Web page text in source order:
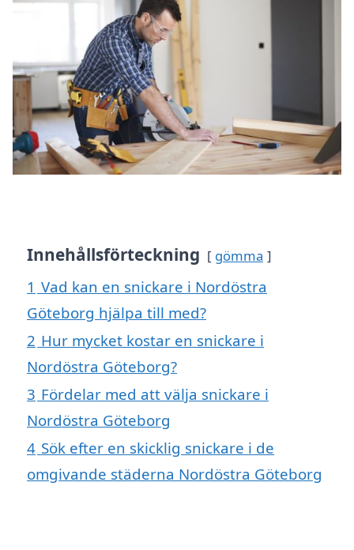
Innehållsförteckning gömma
1 Vad kan en snickare i Nordöstra
Göteborg hjälpa till med?
2 Hur mycket kostar en snickare i
Nordöstra Göteborg?
3 Fördelar med att välja snickare i
Nordöstra Göteborg
4 Sök efter en skicklig snickare i de
omgivande städerna Nordöstra Göteborg